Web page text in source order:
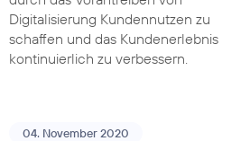
Digitalisierung Kundennutzen zu
schaffen und das Kundenerlebnis
kontinuierlich zu verbessern.
04. November 2020